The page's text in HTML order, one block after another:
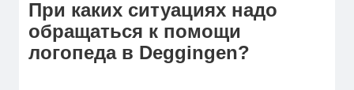
При каких ситуациях надо
обращаться к помощи
логопеда в Deggingen?